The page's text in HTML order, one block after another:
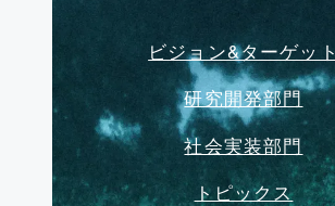
ビジョン&ターゲット
研究開発部門
社会実装部門
トピックス